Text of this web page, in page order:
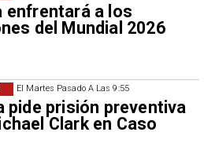
enfrentará a los
del Mundial 2026
El Martes Pasado A Las 9:55
pide prisión preventiva
Clark en Caso